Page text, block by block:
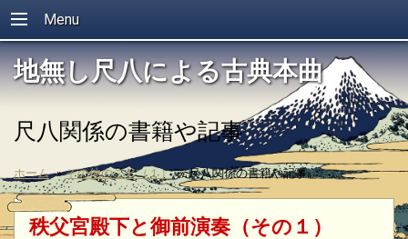
Menu
地無し尺八による古典本曲
尺八関係の書籍や記事
ホーム » その他のこと（１） » 尺八関係の書籍や記事
秩父宮殿下と御前演奏（その１）